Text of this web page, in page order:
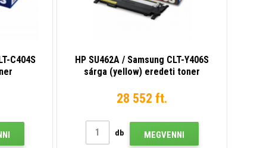
C404S
HP SU462A / Samsung CLT-Y406S
sárga (yellow) eredeti toner
28 552 ft.
db MEGVENNI